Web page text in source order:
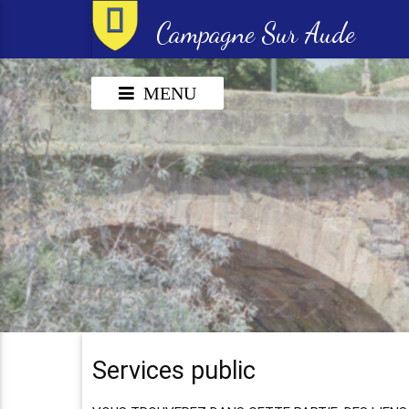
Campagne Sur Aude
MENU
Services public